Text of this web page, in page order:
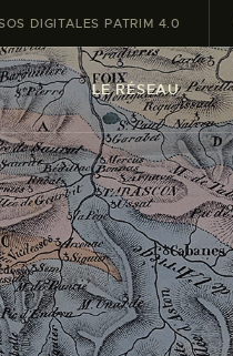
DIGITALES PATRIM 4.0
LE RÉSEAU